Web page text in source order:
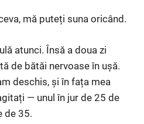
mă puteți suna oricând.
atunci. Însă a doua zi
de bătăi nervoase în ușă.
deschis, și în fața mea
— unul în jur de 25 de
de 35.